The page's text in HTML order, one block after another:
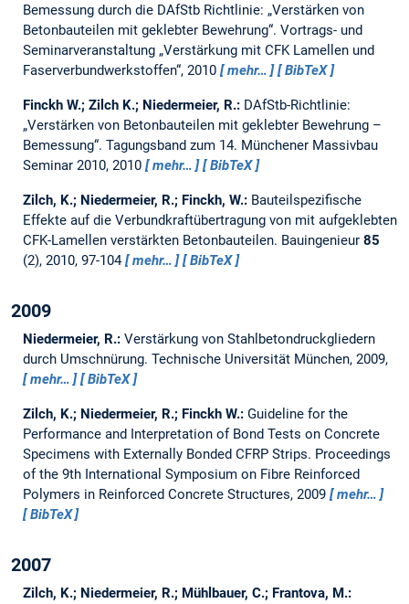
Bemessung durch die DAfStb Richtlinie: „Verstärken von
Betonbauteilen mit geklebter Bewehrung“. Vortrags- und
Seminarveranstaltung „Verstärkung mit CFK Lamellen und
Faserverbundwerkstoffen“, 2010
mehr… BibTeX
Finckh W.; Zilch K.; Niedermeier, R.: DAfStb-Richtlinie:
„Verstärken von Betonbauteilen mit geklebter Bewehrung –
Bemessung“. Tagungsband zum 14. Münchener Massivbau
Seminar 2010, 2010
mehr… BibTeX
Zilch, K.; Niedermeier, R.; Finckh, W.: Bauteilspezifische
Effekte auf die Verbundkraftübertragung von mit aufgeklebten
CFK-Lamellen verstärkten Betonbauteilen. Bauingenieur 85
(2), 2010, 97-104
mehr… BibTeX
2009
Niedermeier, R.: Verstärkung von Stahlbetondruckgliedern
durch Umschnürung. Technische Universität München, 2009,
mehr…
BibTeX
Zilch, K.; Niedermeier, R.; Finckh W.: Guideline for the
Performance and Interpretation of Bond Tests on Concrete
Specimens with Externally Bonded CFRP Strips. Proceedings
of the 9th International Symposium on Fibre Reinforced
Polymers in Reinforced Concrete Structures, 2009
mehr…
BibTeX
2007
Zilch, K.; Niedermeier, R.; Mühlbauer, C.; Frantova, M.: